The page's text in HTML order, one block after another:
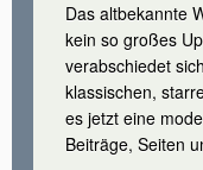
Das altbekannte
kein so großes
verabschiedet
klassischen,
es jetzt eine
Beiträge, Seiten